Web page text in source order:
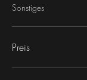
Sonstiges
Preis